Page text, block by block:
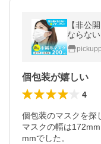
【非公
ならな
9％カッ
マスク
個包装が嬉しい
4
個包装のマスクを探
マスクの幅は
mmでした。